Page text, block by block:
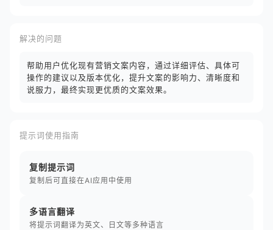
解决的问题
帮助用户优化现有营销文案内容，通过详细评估、具体可
操作的建议以及版本优化，提升文案的影响力、清晰度和
说服力，最终实现更优质的文案效果。
提示词使用指南
复制提示词
复制后可直接在AI应用中使用
多语言翻译
将提示词翻译为英文、日文等多种语言